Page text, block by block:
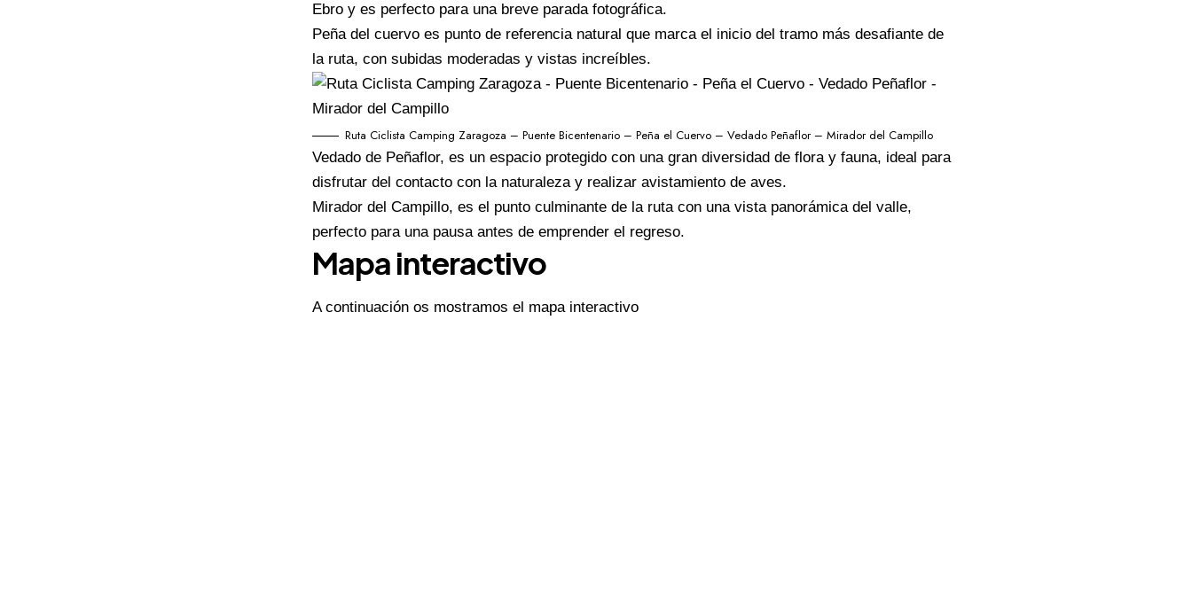
Ebro y es perfecto para una breve parada fotográfica.
Peña del cuervo es punto de referencia natural que marca el inicio del tramo más desafiante de
la ruta, con subidas moderadas y vistas increíbles.
Ruta Ciclista Camping Zaragoza – Puente Bicentenario – Peña el Cuervo – Vedado Peñaflor – Mirador del Campillo
Vedado de Peñaflor, es un espacio protegido con una gran diversidad de flora y fauna, ideal para
disfrutar del contacto con la naturaleza y realizar avistamiento de aves.
Mirador del Campillo, es el punto culminante de la ruta con una vista panorámica del valle,
perfecto para una pausa antes de emprender el regreso.
Mapa interactivo
A continuación os mostramos el mapa interactivo